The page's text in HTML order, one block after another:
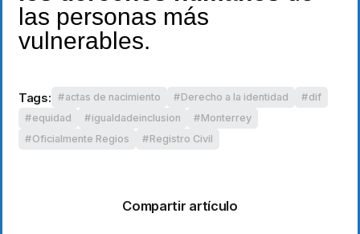
las personas más
vulnerables.
Tags: actas de nacimiento Derecho a la identidad
dif
equidad
igualdadeinclusion
Monterrey
Oficialmente Regios
Registro Civil
Compartir artículo